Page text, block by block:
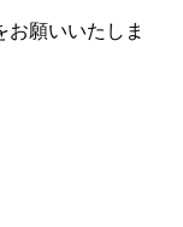
願いいたしま